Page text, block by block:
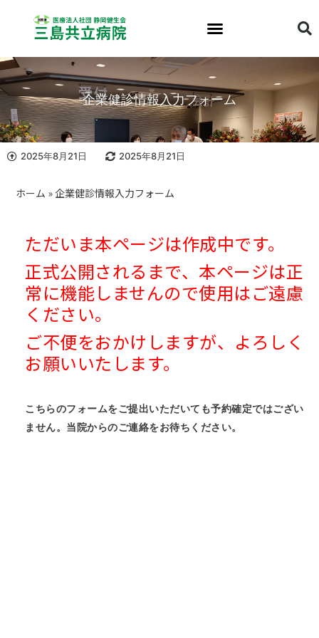
企業健診情報入力フォーム
ホーム »企業健診情報入力フォーム
2025年8月21日 2025年8月21日
ただいま本ページは作成中です。
正式公開されるまで、本ページは正
常に機能しませんので使用はご遠慮
ください。
ご不便をおかけしますが、よろしく
お願いいたします。
こちらのフォームをご提出いただいても予約確定ではござい
ません。当院からのご連絡をお待ちください。